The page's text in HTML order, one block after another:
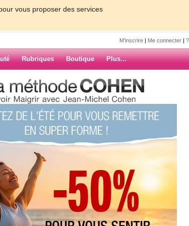
vous proposer des services
M'inscrire | Me connecter |
Rubriques Boutique Plus...
je me suis
était bonne.)Je
bavarder avec
fois hier
en
ARCHIVES